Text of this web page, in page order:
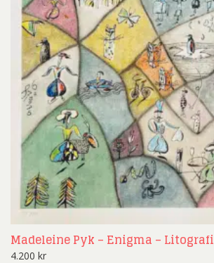
Madeleine Pyk – Enigma – Litografi
4.200 kr